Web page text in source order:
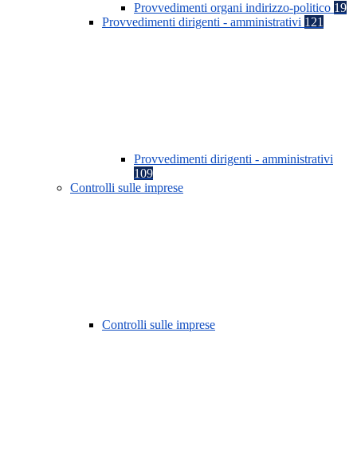
Provvedimenti organi indirizzo-politico 19
Provvedimenti dirigenti - amministrativi 121
Provvedimenti dirigenti - amministrativi
109
Controlli sulle imprese
Controlli sulle imprese